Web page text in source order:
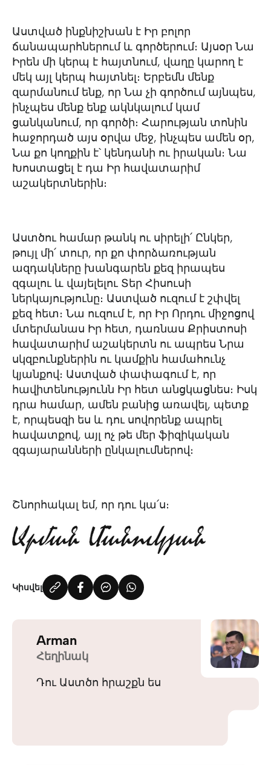
Աստված ինքնիշխան է Իր բոլոր
ճանապարհներում և գործերում։ Այսօր Նա
Իրեն մի կերպ է հայտնում, վաղը կարող է
մեկ այլ կերպ հայտնել։ Երբեմն մենք
զարմանում ենք, որ Նա չի գործում այնպես,
ինչպես մենք ենք ակնկալում կամ
ցանկանում, որ գործի։ Հարության տոնին
հաջորդած այս օրվա մեջ, ինչպես ամեն օր,
Նա քո կողքին է՝ կենդանի ու իրական։ Նա
Խոստացել է դա Իր հավատարիմ
աշակերտներին։
Աստծու համար թանկ ու սիրելի՛ Ընկեր,
թույլ մի՛ տուր, որ քո փորձառության
ազդակները խանգարեն քեզ իրապես
զգալու և վայելելու Տեր Հիսուսի
ներկայությունը։ Աստված ուզում է շփվել
քեզ հետ։ Նա ուզում է, որ Իր Որդու միջոցով
մտերմանաս Իր հետ, դառնաս Քրիստոսի
հավատարիմ աշակերտն ու ապրես Նրա
սկզբունքներին ու կամքին համահունչ
կյանքով։ Աստված փափագում է, որ
հավիտենությունն Իր հետ անցկացնես։ Իսկ
դրա համար, ամեն բանից առավել, պետք
է, որպեսզի ես և դու սովորենք ապրել
հավատքով, այլ ոչ թե մեր ֆիզիկական
զգայարանների ընկալումներով։
Շնորհակալ եմ, որ դու կա՛ս։
Կիսվել
Arman
Հեղինակ
Դու Աստծո հրաշքն ես